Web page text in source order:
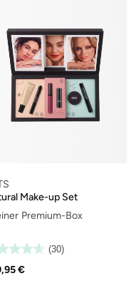
Make-up Set
Premium-Box
(30)
€